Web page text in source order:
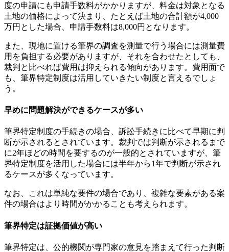
度の申請にも申請手数料がかかりますが、料金は対象となる
土地の価格によって決まり、たとえば土地の合計額が4,000
万円とした場合、申請手数料は8,000円となります。
また、現地に置ける筆界の調査を測量で行う場合には測量費
用を負担する必要がありますが、それを合わせたとしても、
裁判と比べれば費用は抑えられる傾向があります。費用面で
も、筆界特定制度は活用していきたい制度と言えるでしょ
う。
早めに問題解決ができるケースが多い
筆界特定制度の手続きの場合、訴訟手続きに比べて早期に判
断が示されるとされています。裁判では判断が示されるまで
に2年ほどの時間を要するのが一般的とされていますが、筆
界特定制度を活用した場合には半年から1年で判断が示され
るケースが多くなっています。
なお、これは単純な要件の場合であり、複雑な要素がある案
件の場合はより時間がかかることも考えられます。
筆界特定は証拠価値が高い
筆界特定は、公的機関が専門家の意見を踏まえて行った判断